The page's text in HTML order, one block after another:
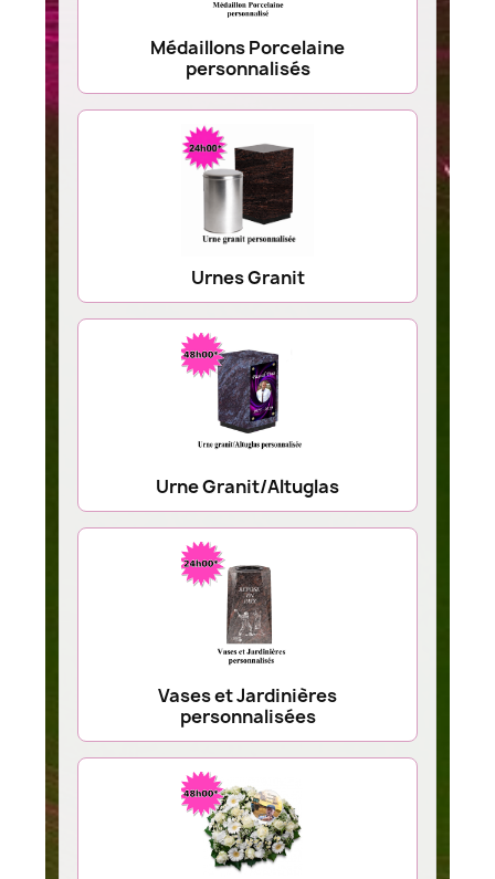
Médaillons Porcelaine
personnalisés
Urnes Granit
Urne Granit/Altuglas
Vases et Jardinières
personnalisées